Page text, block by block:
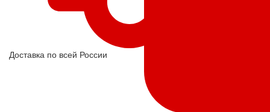
Доставка по всей России